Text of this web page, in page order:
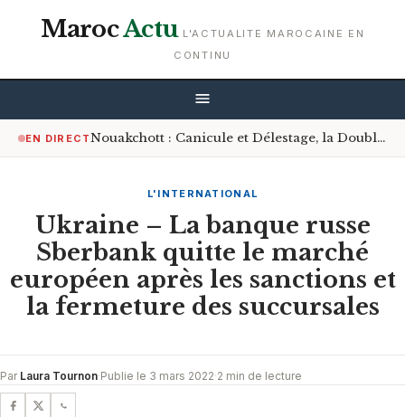
MarocActu L'ACTUALITE MAROCAINE EN
CONTINU
EN DIRECT Nouakchott : Canicule et Délestage, la Double Peine des Artisans et Commerçants
L'INTERNATIONAL
Ukraine – La banque russe
Sberbank quitte le marché
européen après les sanctions et
la fermeture des succursales
Par Laura Tournon·Publie le 3 mars 2022·2 min de lecture